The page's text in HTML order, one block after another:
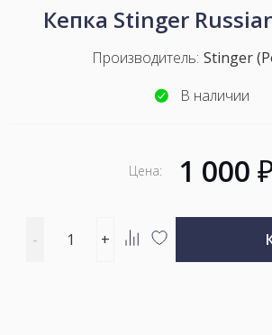
Кепка Stinger
Производитель: Stinger
В наличии
Цена: 1 000
количество
- +
Добавить
Добавить